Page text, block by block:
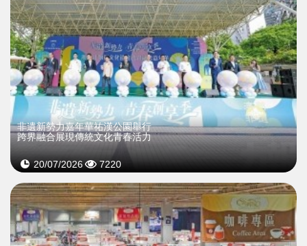
非遺新勢力嘉年華祐漢公園舉行
跨界融合展現傳統文化青春活力
20/07/2026 7220